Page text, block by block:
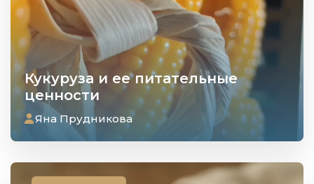
Кукуруза и ее питательные
ценности
Яна Прудникова